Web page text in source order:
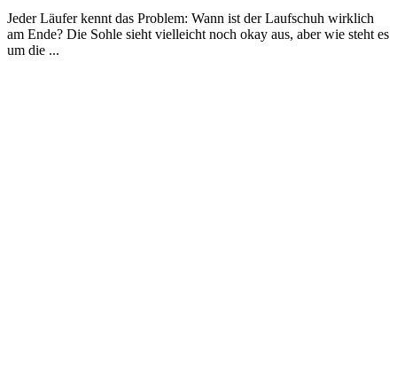
Jeder Läufer kennt das Problem: Wann ist der Laufschuh wirklich
am Ende? Die Sohle sieht vielleicht noch okay aus, aber wie steht es
um die ...